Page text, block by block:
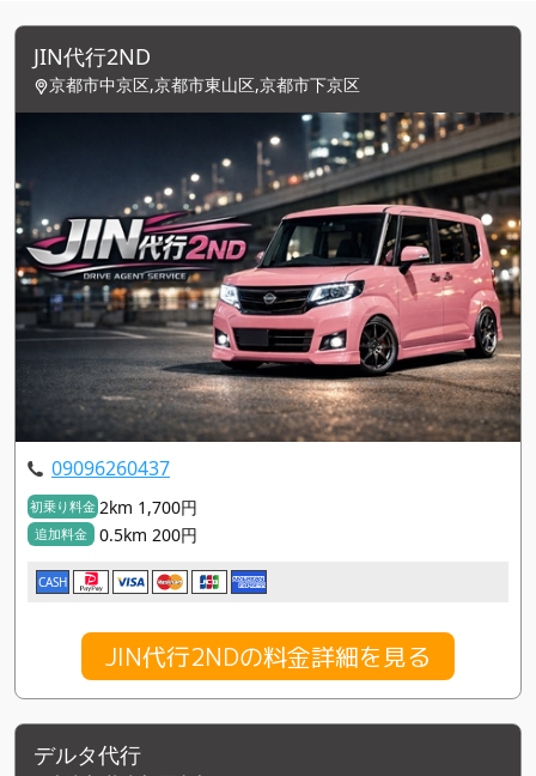
JIN代行2ND
京都市中京区,京都市東山区,京都市下京区
09096260437
初乗り料金 2km 1,700円
追加料金 0.5km 200円
CASH
JIN代行2NDの料金詳細を見る
デルタ代行